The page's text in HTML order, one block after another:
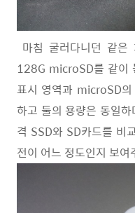
마침 굴러다니던 같
128G microSD를 같이
표시 영역과 microSD의
하고 둘의 용량은 동일
격 SSD와 SD카드를 비
전이 어느 정도인지 보